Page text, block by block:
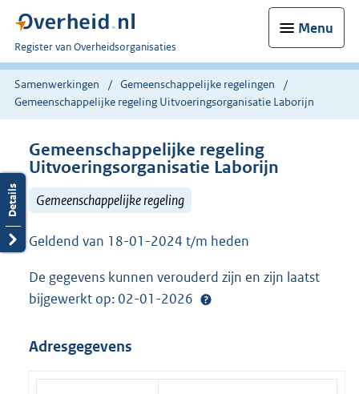
Menu
U
bent
nu
hier:
Register van Overheidsorganisaties
Samenwerkingen
Gemeenschappelijke regelingen
Gemeenschappelijke regeling Uitvoeringsorganisatie Laborijn
Gemeenschappelijke regeling
Uitvoeringsorganisatie Laborijn
Gemeenschappelijke regeling
Geldend van 18-01-2024 t/m heden
De gegevens kunnen verouderd zijn en zijn laatst
bijgewerkt op: 02-01-2026
Adresgegevens